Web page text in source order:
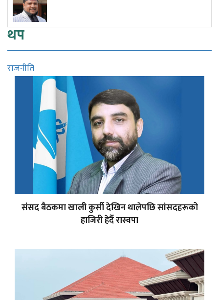
थप
राजनीति
संसद बैठकमा खाली कुर्सी देखिन थालेपछि सांसदहरूको
हाजिरी हेर्दै रास्वपा